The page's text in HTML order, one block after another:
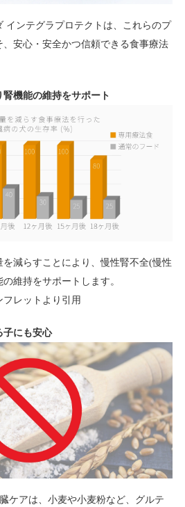
インテグラプロテクトは、これらのプ
安心・安全かつ信頼できる食事療法
機能の維持をサポート
減らすことにより、慢性腎不全(慢性
維持をサポートします。
レットより引用
子にも安心
ケアは、小麦や小麦粉など、グルテ